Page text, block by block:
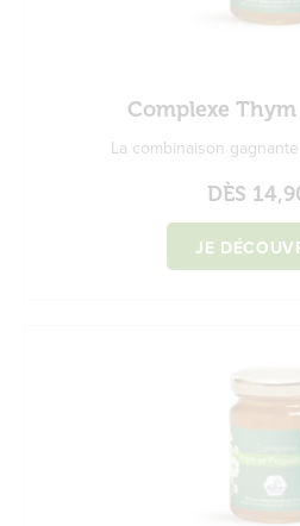
Complexe
La combinaison
DÈS
JE